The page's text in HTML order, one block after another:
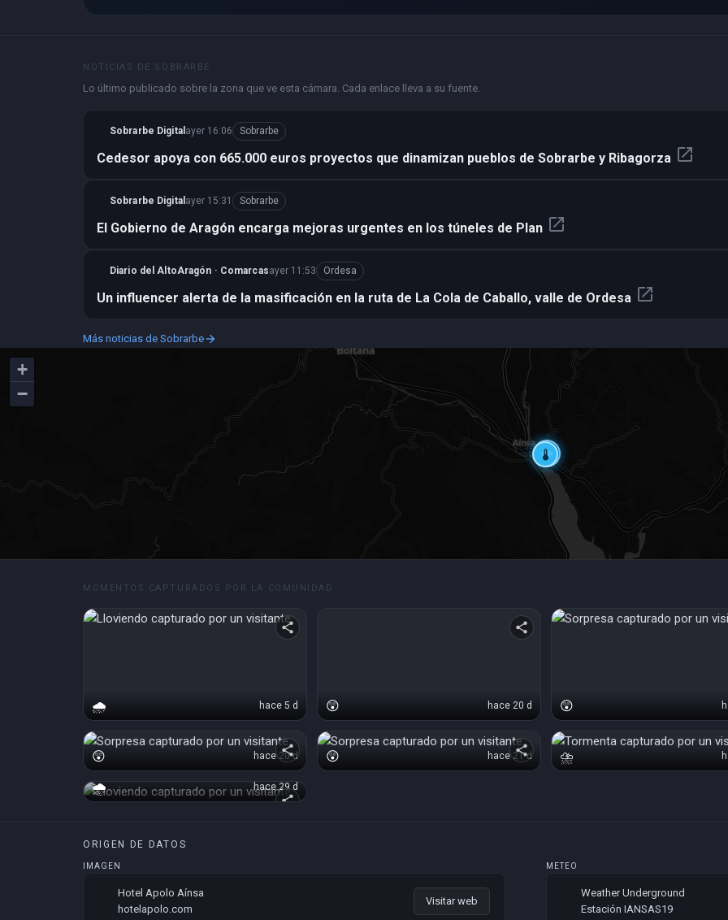
NOTICIAS DE SOBRARBE
Lo último publicado sobre la zona que ve esta cámara. Cada enlace lleva a su fuente.
Sobrarbe Digital ayer 16:06 Sobrarbe
Cedesor apoya con 665.000 euros proyectos que dinamizan pueblos de Sobrarbe y Ribagorza open_in_new
Sobrarbe Digital ayer 15:31 Sobrarbe
El Gobierno de Aragón encarga mejoras urgentes en los túneles de Plan open_in_new
Diario del AltoAragón · Comarcasayer 11:53 Ordesa
Un influencer alerta de la masificación en la ruta de La Cola de Caballo, valle de Ordesa open_in_new
Más noticias de Sobrarbearrow_forward
videocam
thermostat
+
−
MOMENTOS CAPTURADOS POR LA COMUNIDAD
share
🌧️ hace 5 d
play_circle
share
😲 hace 20 d 😲
share
😲 hace 20 d share
😲 hace 21 d ⛈️
share
🌧️ hace 29 d
ORIGEN DE DATOS
IMAGEN
Hotel Apolo Aínsa
hotelapolo.com
Visitar web
METEO
Weather Underground
Estación IANSAS19